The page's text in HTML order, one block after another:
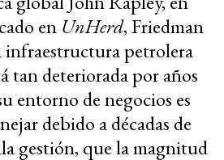
en UnHerd, Friedman
infraestructura petrolera
tan deteriorada por años
entorno de negocios es
debido a décadas de
gestión, que la magnitud